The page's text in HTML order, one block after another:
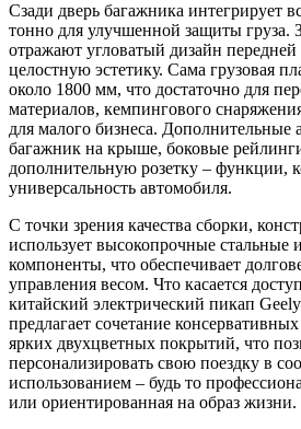
Сзади дверь багажника интегрирует
тонно для улучшенной защиты груза.
отражают угловатый дизайн передней
целостную эстетику. Сама грузовая
около 1800 мм, что достаточно для
материалов, кемпингового
для малого бизнеса. Дополнительные
багажник на крыше, боковые
дополнительную розетку – функции,
универсальность автомобиля.
С точки зрения качества сборки,
использует высокопрочные
компоненты, что обеспечивает
управления весом. Что касается
китайский электрический пикап
предлагает сочетание
ярких двухцветных покрытий, что
персонализировать свою поездку в
использованием – будь то
или ориентированная на образ жизни.